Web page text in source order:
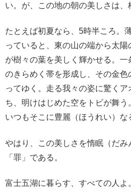
い。が、この地の朝の美しさは、
たとえば初夏なら、5時半ころ。
っていると、東の山の端から太
が樹々の葉を美しく輝かせる。
のきらめく帯を形成し、その金
ってゆく。走る我々の姿に驚く
ち、明けはじめた空をトビが舞う
いつもそこに豊麗（ほうれい）な
やはり、この美しさを惰眠（だみ
「罪」である。
富士五湖に暮らす、すべての人